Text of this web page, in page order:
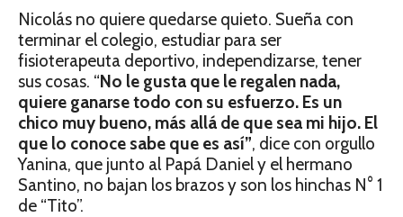
Nicolás no quiere quedarse quieto. Sueña con
terminar el colegio, estudiar para ser
fisioterapeuta deportivo, independizarse, tener
sus cosas. “No le gusta que le regalen nada,
quiere ganarse todo con su esfuerzo. Es un
chico muy bueno, más allá de que sea mi hijo. El
que lo conoce sabe que es así”, dice con orgullo
Yanina, que junto al Papá Daniel y el hermano
Santino, no bajan los brazos y son los hinchas N° 1
de “Tito”.